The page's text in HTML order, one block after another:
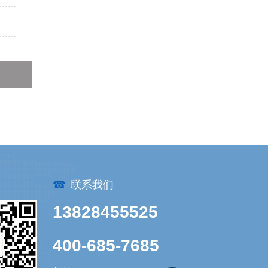
☎ 联系我们
13828455525
400-685-7685